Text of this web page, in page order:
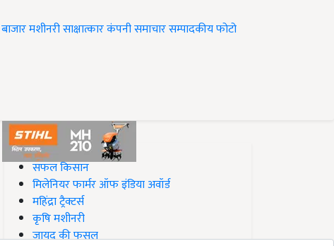
बाजारमशीनरीसाक्षात्कारकंपनी समाचारसम्पादकीयफोटो
#Top on Krishi Jagran
सफल किसान
मिलेनियर फार्मर ऑफ इंडिया अवॉर्ड
महिंद्रा ट्रैक्टर्स
कृषि मशीनरी
जायद की फसल